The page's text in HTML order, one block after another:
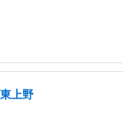
上野